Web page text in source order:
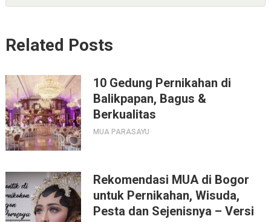
Related Posts
10 Gedung Pernikahan di
Balikpapan, Bagus &
Berkualitas
MUA PARASAYU
Rekomendasi MUA di Bogor
untuk Pernikahan, Wisuda,
Pesta dan Sejenisnya – Versi